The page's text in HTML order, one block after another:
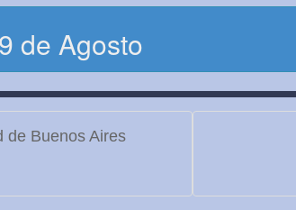
de Agosto
Buenos Aires